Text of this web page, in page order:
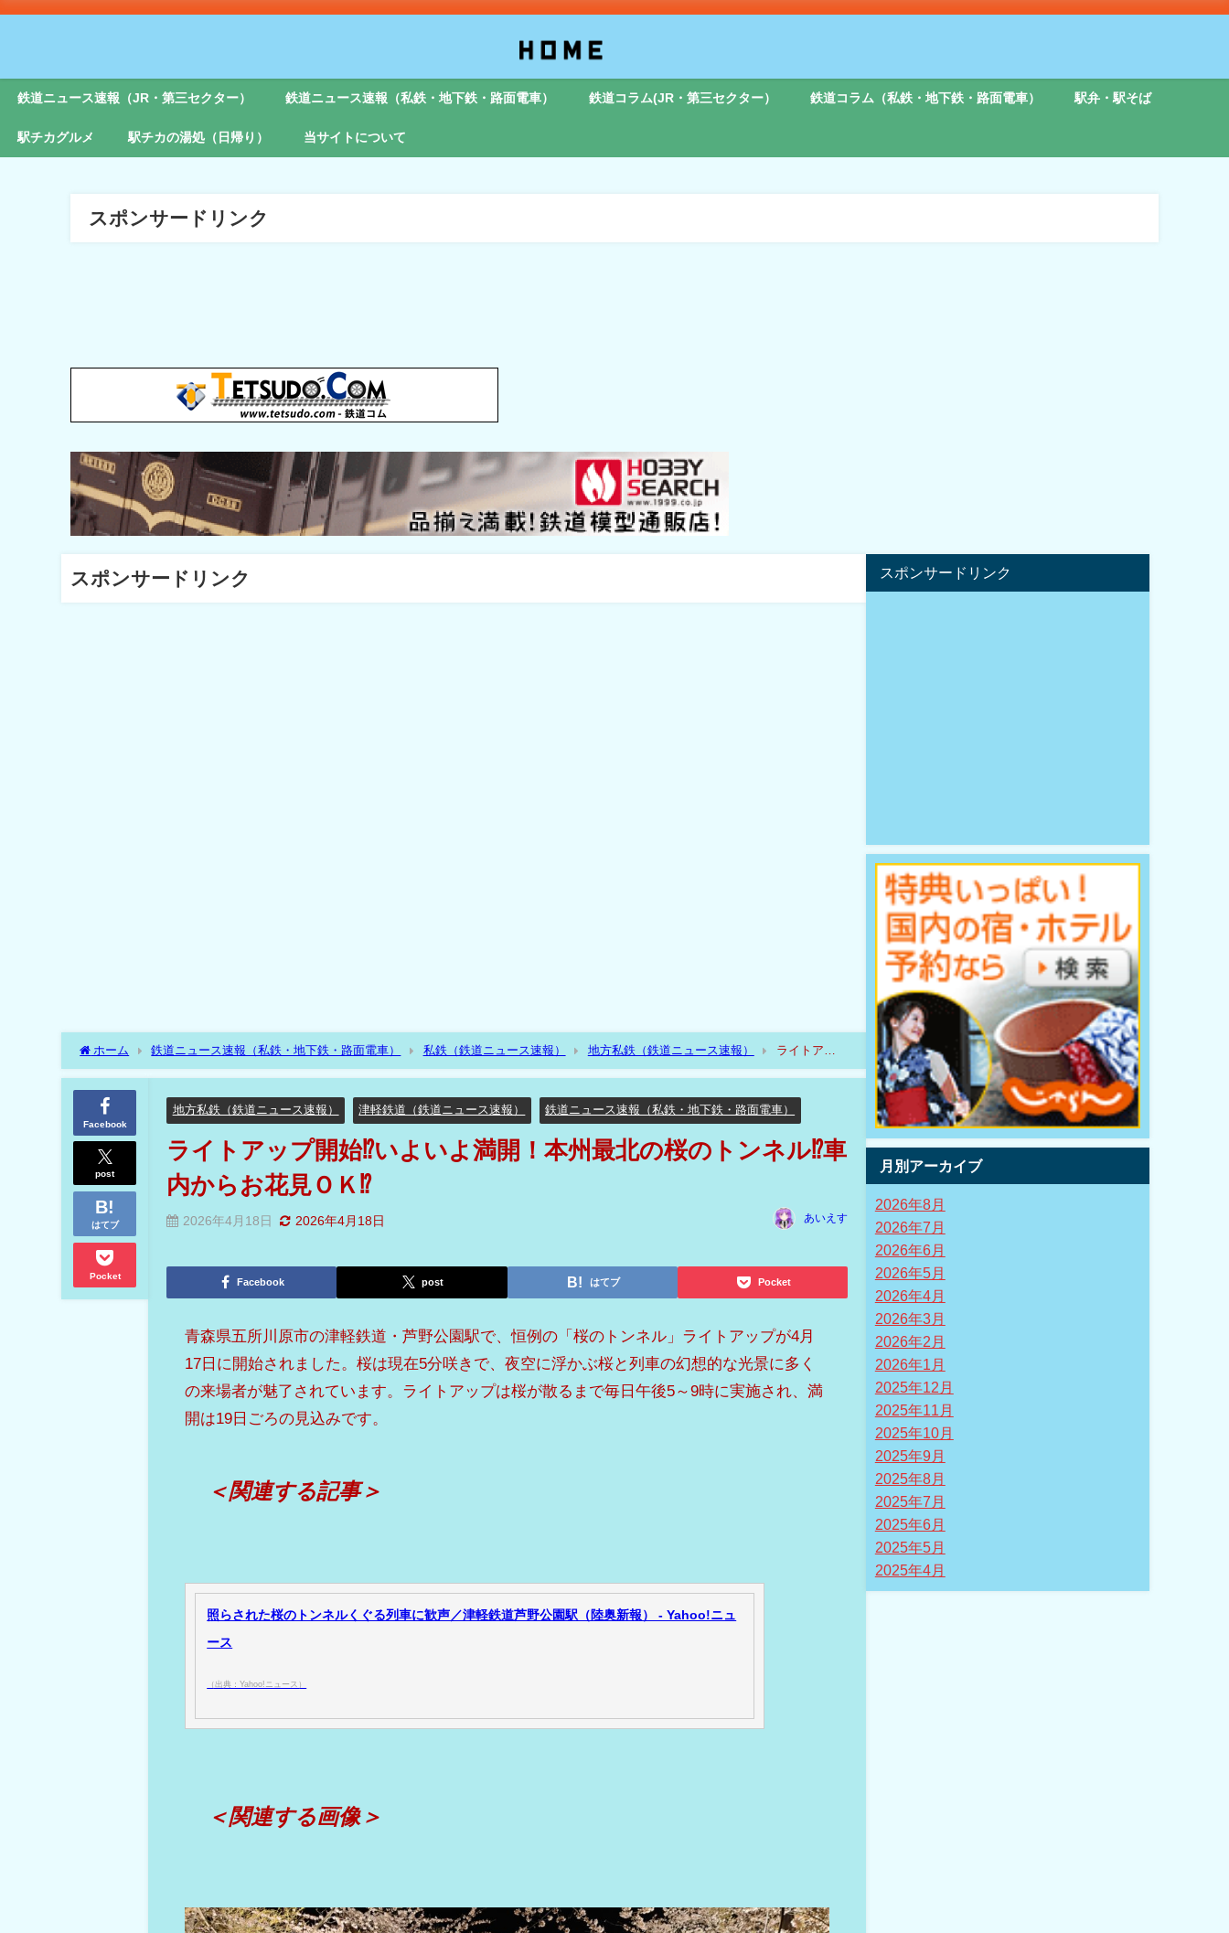
鉄道ニュース速報（JR・第三セクター） 鉄道ニュース速報（私鉄・地下鉄・路面電車） 鉄道コラム(JR・第三セクター） 鉄道コラム（私鉄・地下鉄・路面電車） 駅弁・駅そば
駅チカグルメ 駅チカの湯処（日帰り） 当サイトについて
スポンサードリンク
スポンサードリンク
ホーム 鉄道ニュース速報（私鉄・地下鉄・路面電車） 私鉄（鉄道ニュース速報） 地方私鉄（鉄道ニュース速報）
ライトアッ
プ開始⁉いよいよ満開！本州最北の桜のトンネル⁉車内からお花見ＯＫ⁉
Facebook
post
はてブ
Pocket
地方私鉄（鉄道ニュース速報） 津軽鉄道（鉄道ニュース速報） 鉄道ニュース速報（私鉄・地下鉄・路面電車）
ライトアップ開始⁉いよいよ満開！本州最北の桜のトンネル⁉車
内からお花見ＯＫ⁉
2026年4月18日 2026年4月18日 あいえす
Facebook post はてブ Pocket
青森県五所川原市の津軽鉄道・芦野公園駅で、恒例の「桜のトンネル」ライトアップが4月
17日に開始されました。桜は現在5分咲きで、夜空に浮かぶ桜と列車の幻想的な光景に多く
の来場者が魅了されています。ライトアップは桜が散るまで毎日午後5～9時に実施され、満
開は19日ごろの見込みです。
＜関連する記事＞
照らされた桜のトンネルくぐる列車に歓声／津軽鉄道芦野公園駅（陸奥新報） - Yahoo!ニュ
ース
（出典：Yahoo!ニュース）
＜関連する画像＞
スポンサードリンク
月別アーカイブ
2026年8月
2026年7月
2026年6月
2026年5月
2026年4月
2026年3月
2026年2月
2026年1月
2025年12月
2025年11月
2025年10月
2025年9月
2025年8月
2025年7月
2025年6月
2025年5月
2025年4月